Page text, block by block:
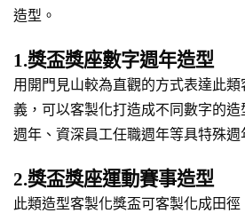
造型。
1.獎盃獎座數字週年造型
用開門見山較為直觀的方式表達此
義，可以客製化打造成不同數字的
週年、資深員工任職週年等具特殊週
2.獎盃獎座運動賽事造型
此類造型客製化獎盃可客製化成田